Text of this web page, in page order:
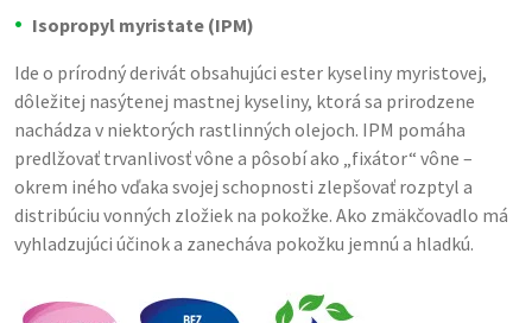
Isopropyl myristate (IPM)
Ide o prírodný derivát obsahujúci ester kyseliny myristovej,
dôležitej nasýtenej mastnej kyseliny, ktorá sa prirodzene
nachádza v niektorých rastlinných olejoch. IPM pomáha
predlžovať trvanlivosť vône a pôsobí ako „fixátor“ vône –
okrem iného vďaka svojej schopnosti zlepšovať rozptyl a
distribúciu vonných zložiek na pokožke. Ako zmäkčovadlo má
vyhladzujúci účinok a zanecháva pokožku jemnú a hladkú.